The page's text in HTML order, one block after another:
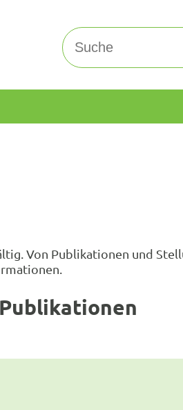
Suchen
Von Publikationen und